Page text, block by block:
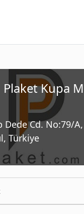
Kupa
Dede Cd. No:79/A,
Türkiye